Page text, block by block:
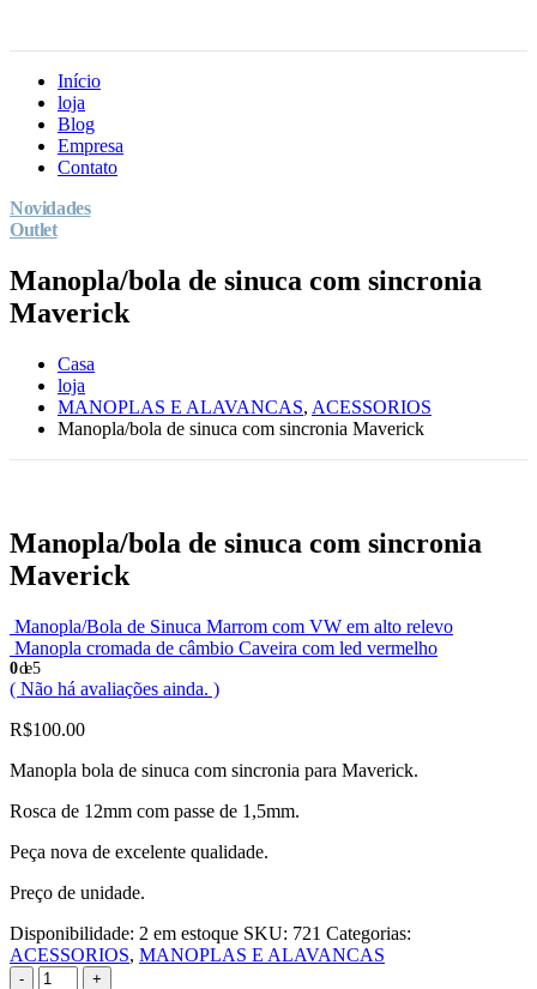
Início
loja
Blog
Empresa
Contato
Novidades
Outlet
Manopla/bola de sinuca com sincronia
Maverick
Casa
loja
MANOPLAS E ALAVANCAS, ACESSORIOS
Manopla/bola de sinuca com sincronia Maverick
Manopla/bola de sinuca com sincronia
Maverick
Manopla/Bola de Sinuca Marrom com VW em alto relevo
Manopla cromada de câmbio Caveira com led vermelho
0de 5
( Não há avaliações ainda. )
R$100.00
Manopla bola de sinuca com sincronia para Maverick.
Rosca de 12mm com passe de 1,5mm.
Peça nova de excelente qualidade.
Preço de unidade.
Disponibilidade: 2 em estoque SKU: 721 Categorias:
ACESSORIOS, MANOPLAS E ALAVANCAS
-
+